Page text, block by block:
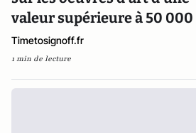
valeur supérieure à 50
Timetosignoff.fr
1 min de lecture